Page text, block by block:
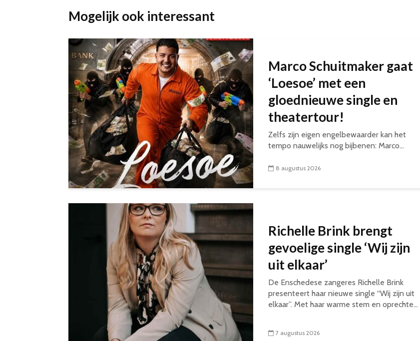
Mogelijk ook interessant
Marco Schuitmaker gaat
‘Loesoe’ met een
gloednieuwe single en
theatertour!
Zelfs zijn eigen engelbewaarder kan het
tempo nauwelijks nog bijbenen: Marco...
8 augustus 2026
Richelle Brink brengt
gevoelige single ‘Wij zijn
uit elkaar’
De Enschedese zangeres Richelle Brink
presenteert haar nieuwe single “Wij zijn uit
elkaar”. Met haar warme stem en oprechte...
7 augustus 2026